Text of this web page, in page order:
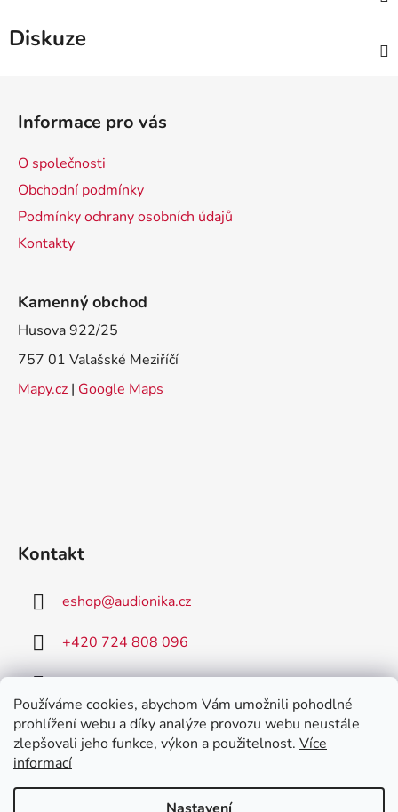
Používáme cookies, abychom Vám umožnili pohodlné
prohlížení webu a díky analýze provozu webu neustále
zlepšovali jeho funkce, výkon a použitelnost. Více
informací
Diskuze
Informace pro vás
O společnosti
Obchodní podmínky
Podmínky ochrany osobních údajů
Kontakty
Kamenný obchod
Husova 922/25
757 01 Valašské Meziříčí
Mapy.cz | Google Maps
Kontakt
eshop@audionika.cz
+420 724 808 096
+420 731 157 590
AudioNIKA Poradna MED-EL